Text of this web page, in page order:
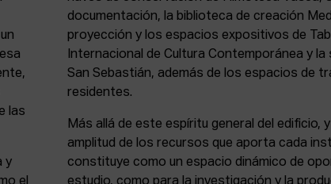
las
y
documentación, la biblioteca de creación
proyección y los espacios expositivos de
Internacional de Cultura Contemporánea y la
San Sebastián, además de los espacios de
residentes.
Más allá de este espíritu general del edificio,
amplitud de los recursos que aporta cada
constituye como un espacio dinámico de